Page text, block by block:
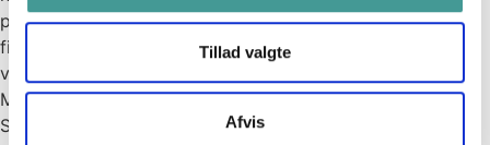
Tillad valgte
Afvis
prøveperiode på tre år har virksomheden i år gjort deres
fire dages arbejdsuge permanent. En af årsagerne er, at
virksomhedens omsætning er øget med 20 procent.
Men der skal helhedstænkning til forklarer, Henrik
Stenmann, der er seniorpartner i IIH Nordic: ”Det er ikke